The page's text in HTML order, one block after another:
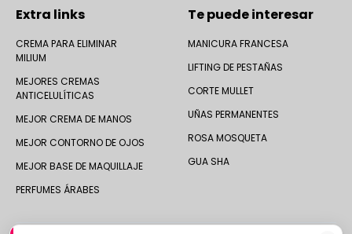
Extra links
CREMA PARA ELIMINAR
MILIUM
MEJORES CREMAS
ANTICELULÍTICAS
MEJOR CREMA DE MANOS
MEJOR CONTORNO DE OJOS
MEJOR BASE DE MAQUILLAJE
PERFUMES ÁRABES
Te puede interesar
MANICURA FRANCESA
LIFTING DE PESTAÑAS
CORTE MULLET
UÑAS PERMANENTES
ROSA MOSQUETA
GUA SHA